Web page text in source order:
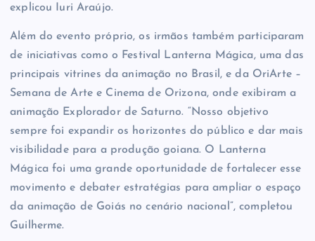
explicou Iuri Araújo.
Além do evento próprio, os irmãos também participaram
de iniciativas como o Festival Lanterna Mágica, uma das
principais vitrines da animação no Brasil, e da OriArte –
Semana de Arte e Cinema de Orizona, onde exibiram a
animação Explorador de Saturno. “Nosso objetivo
sempre foi expandir os horizontes do público e dar mais
visibilidade para a produção goiana. O Lanterna
Mágica foi uma grande oportunidade de fortalecer esse
movimento e debater estratégias para ampliar o espaço
da animação de Goiás no cenário nacional”, completou
Guilherme.